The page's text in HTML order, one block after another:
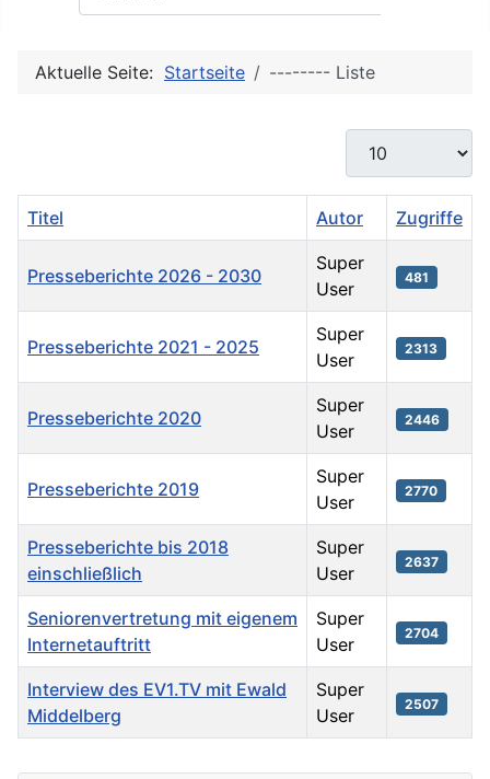
Aktuelle Seite: Startseite -------- Liste
Anzeige #
Titel Autor Zugriffe
Presseberichte 2026 - 2030
Super
User
481
Presseberichte 2021 - 2025
Super
User
2313
Presseberichte 2020
Super
User
2446
Presseberichte 2019
Super
User
2770
Presseberichte bis 2018
einschließlich
Super
User
2637
Seniorenvertretung mit eigenem
Internetauftritt
Super
User
2704
Interview des EV1.TV mit Ewald
Middelberg
Super
User
2507